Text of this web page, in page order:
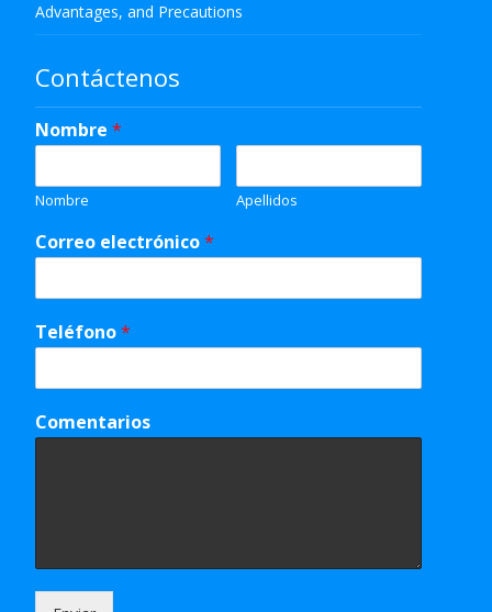
Advantages, and Precautions
Contáctenos
Nombre *
Nombre Apellidos
Correo electrónico*
Teléfono*
Comentarios